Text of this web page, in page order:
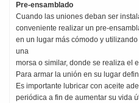
Pre-ensamblado
Cuando las uniones deban ser
conveniente realizar un pre-
en un lugar más cómodo y
una
morsa o similar, donde se realiza el
Para armar la unión en su lugar
Es importante lubricar con aceite
periódica a fin de aumentar su vida